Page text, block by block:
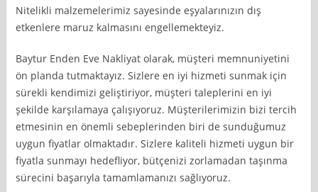
Nitelikli malzemelerimiz sayesinde eşyalarınızın dış
etkenlere maruz kalmasını engellemekteyiz.
Baytur Enden Eve Nakliyat olarak, müşteri memnuniyetini
ön planda tutmaktayız. Sizlere en iyi hizmeti sunmak için
sürekli kendimizi geliştiriyor, müşteri taleplerini en iyi
şekilde karşılamaya çalışıyoruz. Müşterilerimizin bizi tercih
etmesinin en önemli sebeplerinden biri de sunduğumuz
uygun fiyatlar olmaktadır. Sizlere kaliteli hizmeti uygun bir
fiyatla sunmayı hedefliyor, bütçenizi zorlamadan taşınma
sürecini başarıyla tamamlamanızı sağlıyoruz.